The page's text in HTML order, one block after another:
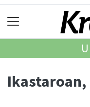
Ikastaroan,